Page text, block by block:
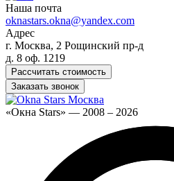
Наша почта
oknastars.okna@yandex.com
Адрес
г. Москва, 2 Рощинский пр-д
д. 8 оф. 1219
Рассчитать стоимость
Заказать звонок
«Окна Stars» — 2008 – 2026